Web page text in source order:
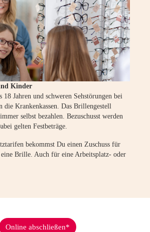
Kinder
Jahren und schweren Sehstörungen bei
die Krankenkassen. Das Brillengestell
selbst bezahlen. Bezuschusst werden
gelten Festbeträge.
bekommst Du einen Zuschuss für
Brille. Auch für eine Arbeitsplatz- oder
Online abschließen*